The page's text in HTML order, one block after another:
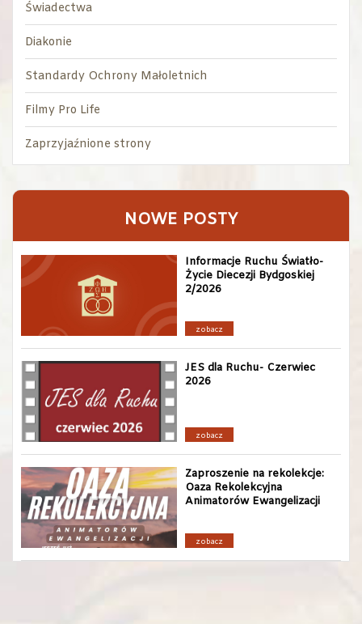
Świadectwa
Diakonie
Standardy Ochrony Małoletnich
Filmy Pro Life
Zaprzyjaźnione strony
NOWE POSTY
Informacje Ruchu Światło-
Życie Diecezji Bydgoskiej
2/2026
zobacz
JES dla Ruchu- Czerwiec
2026
zobacz
Zaproszenie na rekolekcje:
Oaza Rekolekcyjna
Animatorów Ewangelizacji
zobacz